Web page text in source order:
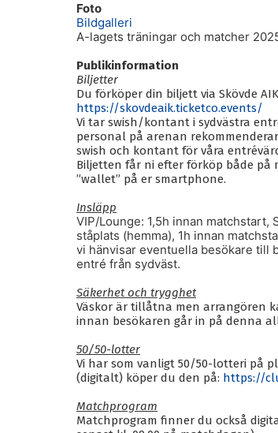
Foto
Bildgalleri
A-lagets träningar och matcher
Publikinformation
Biljetter
Du förköper din biljett via Skövde
https://skovdeaik.ticketco.events/
Vi tar swish/kontant i sydvästra
personal på arenan
swish och kontant för våra
Biljetten får ni efter förköp både på
”wallet” på er smartphone.
Insläpp
VIP/Lounge: 1,5h innan matchstart,
ståplats (hemma), 1h innan
vi hänvisar eventuella besökare till
entré från sydväst.
Säkerhet och trygghet
Väskor är tillåtna men arrangören
innan besökaren går in på denna
50/50-lotter
Vi har som vanligt 50/50-lotteri på
(digitalt) köper du den på: https://
Matchprogram
Matchprogram finner du också